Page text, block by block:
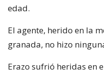
edad.
El agente, herido en la
granada, no hizo
Erazo sufrió heridas en